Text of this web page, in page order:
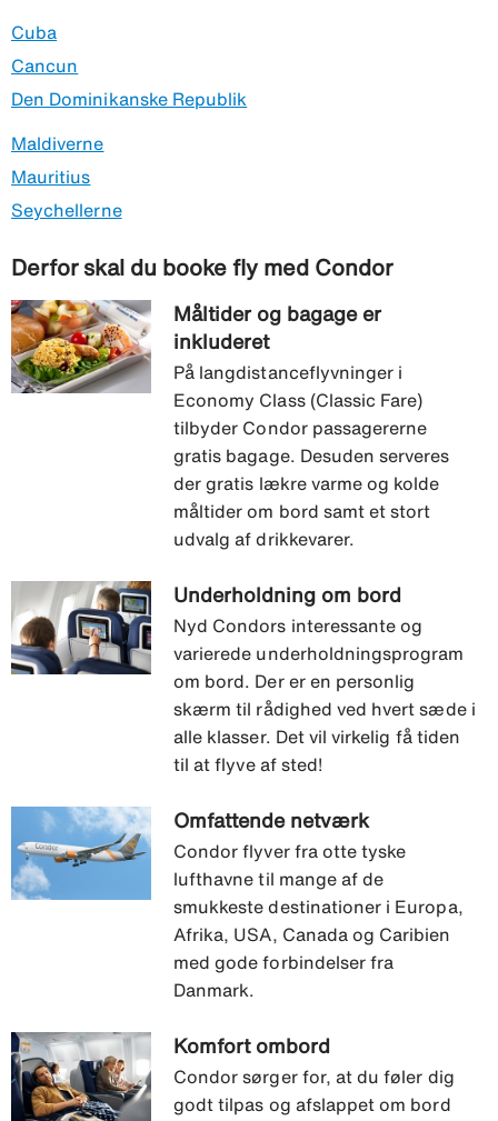
Cuba
Cancun
Den Dominikanske Republik
Maldiverne
Mauritius
Seychellerne
Derfor skal du booke fly med Condor
Måltider og bagage er
inkluderet
På langdistanceflyvninger i
Economy Class (Classic Fare)
tilbyder Condor passagererne
gratis bagage. Desuden serveres
der gratis lækre varme og kolde
måltider om bord samt et stort
udvalg af drikkevarer.
Underholdning om bord
Nyd Condors interessante og
varierede underholdningsprogram
om bord. Der er en personlig
skærm til rådighed ved hvert sæde i
alle klasser. Det vil virkelig få tiden
til at flyve af sted!
Omfattende netværk
Condor flyver fra otte tyske
lufthavne til mange af de
smukkeste destinationer i Europa,
Afrika, USA, Canada og Caribien
med gode forbindelser fra
Danmark.
Komfort ombord
Condor sørger for, at du føler dig
godt tilpas og afslappet om bord